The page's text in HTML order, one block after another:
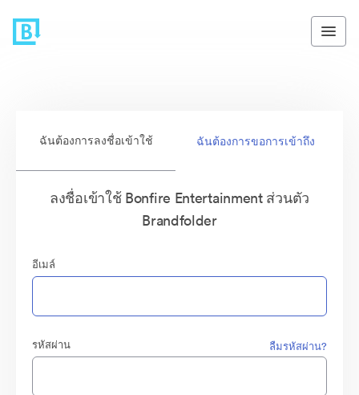
ฉันต้องการลงชื่อเข้าใช้ ฉันต้องการขอการเข้าถึง
ลงชื่อเข้าใช้ Bonfire Entertainment ส่วนตัว
Brandfolder
อีเมล์
รหัสผ่าน ลืมรหัสผ่าน?